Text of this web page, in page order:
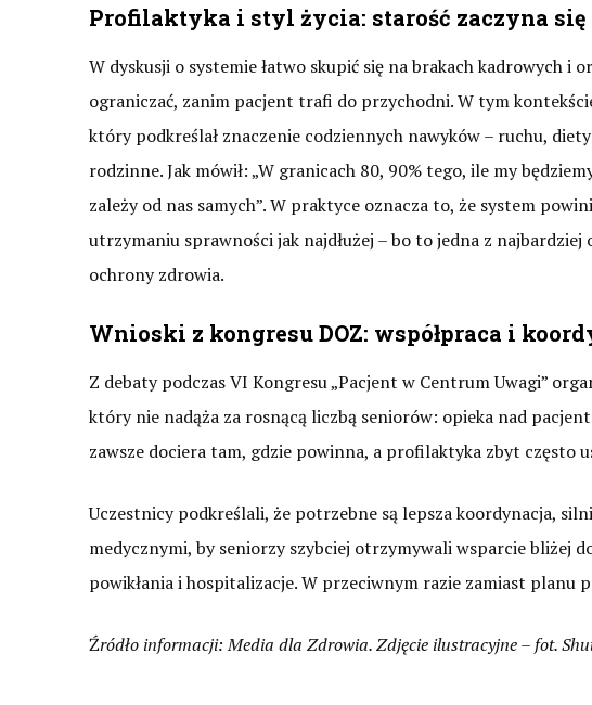
Profilaktyka i styl życia: starość zaczyna
W dyskusji o systemie łatwo skupić się na brakach kadrowych i
ograniczać, zanim pacjent trafi do przychodni. W tym
który podkreślał znaczenie codziennych nawyków – ruchu,
rodzinne. Jak mówił: „W granicach 80, 90% tego, ile my
zależy od nas samych”. W praktyce oznacza to, że system
utrzymaniu sprawności jak najdłużej – bo to jedna z najbardziej
ochrony zdrowia.
Wnioski z kongresu DOZ: współpraca i
Z debaty podczas VI Kongresu „Pacjent w Centrum Uwagi”
który nie nadąża za rosnącą liczbą seniorów: opieka nad
zawsze dociera tam, gdzie powinna, a profilaktyka zbyt często
Uczestnicy podkreślali, że potrzebne są lepsza koordynacja,
medycznymi, by seniorzy szybciej otrzymywali wsparcie bliżej
powikłania i hospitalizacje. W przeciwnym razie zamiast planu
Źródło informacji: Media dla Zdrowia. Zdjęcie ilustracyjne – fot.